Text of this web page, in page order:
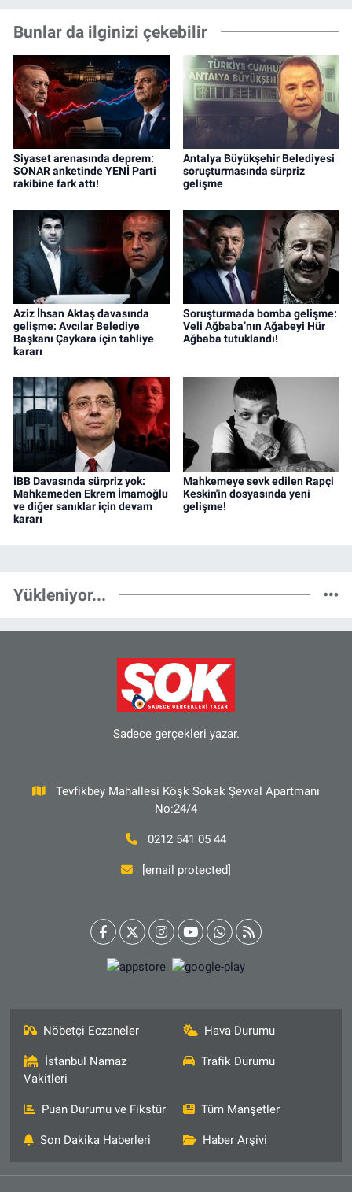
Bunlar da ilginizi çekebilir
Siyaset arenasında deprem:
SONAR anketinde YENİ Parti
rakibine fark attı!
Antalya Büyükşehir Belediyesi
soruşturmasında sürpriz
gelişme
Aziz İhsan Aktaş davasında
gelişme: Avcılar Belediye
Başkanı Çaykara için tahliye
kararı
Soruşturmada bomba gelişme:
Veli Ağbaba’nın Ağabeyi Hür
Ağbaba tutuklandı!
İBB Davasında sürpriz yok:
Mahkemeden Ekrem İmamoğlu
ve diğer sanıklar için devam
kararı
Mahkemeye sevk edilen Rapçi
Keskin'in dosyasında yeni
gelişme!
Yükleniyor...
Sadece gerçekleri yazar.
Tevfikbey Mahallesi Köşk Sokak Şevval Apartmanı
No:24/4
0212 541 05 44
[email protected]
Nöbetçi Eczaneler Hava Durumu
İstanbul Namaz
Vakitleri
Trafik Durumu
Puan Durumu ve Fikstür Tüm Manşetler
Son Dakika Haberleri Haber Arşivi